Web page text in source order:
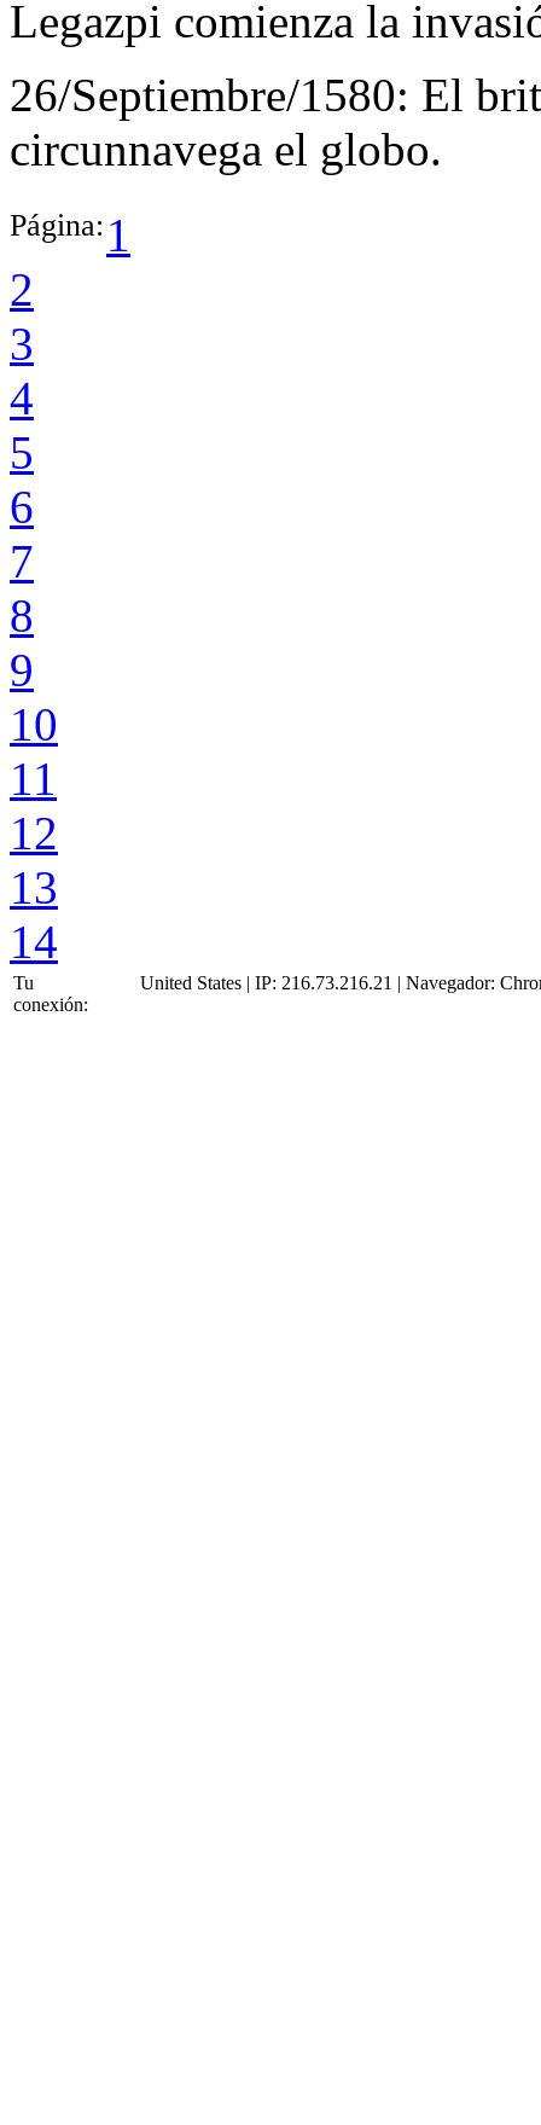
Legazpi comienza la
26/Septiembre/1580: El
circunnavega el globo.
Página: 1
2
3
4
5
6
7
8
9
10
11
12
13
14
Tu
conexión:
United States | IP: 216.73.216.21 | Navegador: